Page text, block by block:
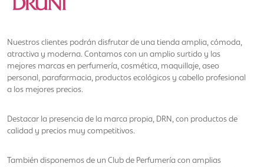
Nuestros clientes podrán disfrutar de una tienda amplia, cómoda,
atractiva y moderna. Contamos con un amplio surtido y las
mejores marcas en perfumería, cosmética, maquillaje, aseo
personal, parafarmacia, productos ecológicos y cabello profesional
a los mejores precios.
Destacar la presencia de la marca propia, DRN, con productos de
calidad y precios muy competitivos.
También disponemos de un Club de Perfumería con amplias